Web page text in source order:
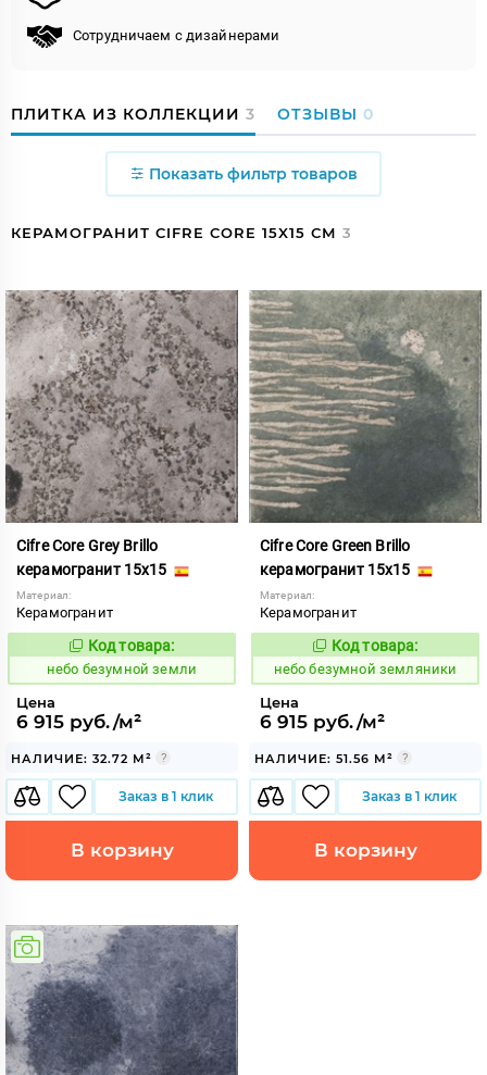
Сотрудничаем с дизайнерами
ПЛИТКА ИЗ КОЛЛЕКЦИИ 3 ОТЗЫВЫ 0
Показать фильтр товаров
КЕРАМОГРАНИТ CIFRE CORE 15X15 СМ 3
Cifre Core Grey Brillo
керамогранит 15x15
Материал:
Керамогранит
Код:
1124155
Код товара:
небо безумной земли
Цена
6 915 руб./м²
НАЛИЧИЕ: 32.72 М²
Заказ в 1 клик
В корзину
Cifre Core Green Brillo
керамогранит 15x15
Материал:
Керамогранит
Код:
1124156
Код товара:
небо безумной земляники
Цена
6 915 руб./м²
НАЛИЧИЕ: 51.56 М²
Заказ в 1 клик
В корзину